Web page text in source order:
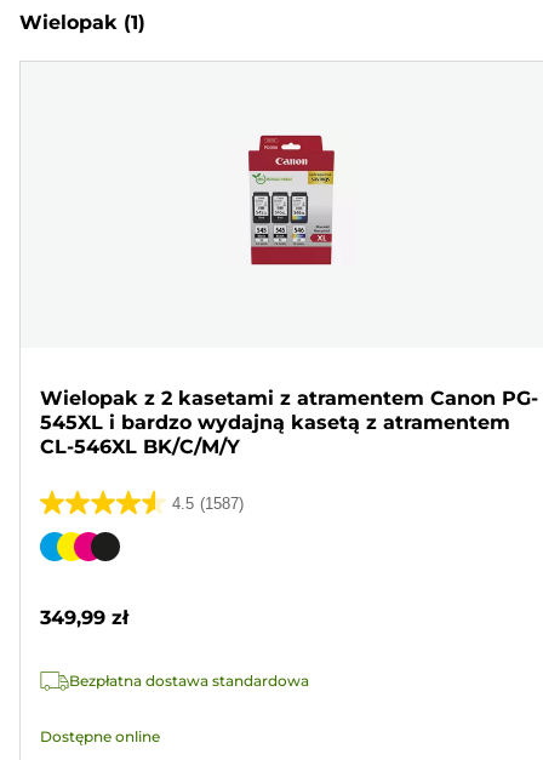
Wielopak (1)
Wielopak z 2 kasetami z atramentem Canon PG-
545XL i bardzo wydajną kasetą z atramentem
CL-546XL BK/C/M/Y
4.5 (1587)
4.5
na
1587
Wkład
349,99 zł
Bezpłatna dostawa standardowa
Dostępne online